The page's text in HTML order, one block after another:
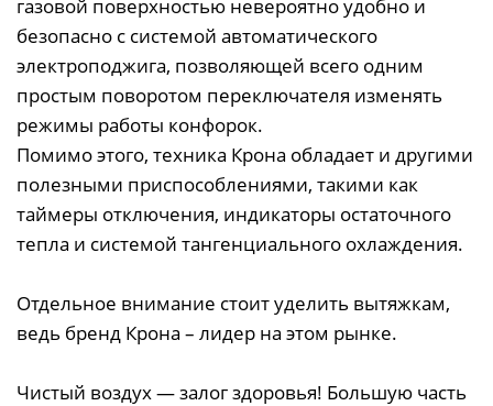
газовой поверхностью невероятно удобно и
безопасно с системой автоматического
электроподжига, позволяющей всего одним
простым поворотом переключателя изменять
режимы работы конфорок.
Помимо этого, техника Крона обладает и другими
полезными приспособлениями, такими как
таймеры отключения, индикаторы остаточного
тепла и системой тангенциального охлаждения.
Отдельное внимание стоит уделить вытяжкам,
ведь бренд Крона – лидер на этом рынке.
Чистый воздух — залог здоровья! Большую часть